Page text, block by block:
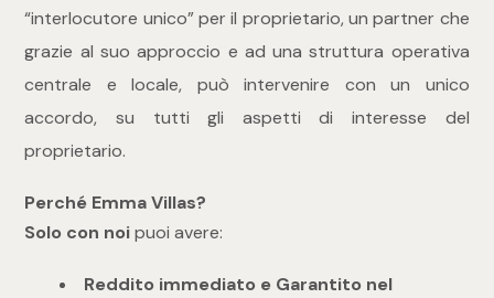
“interlocutore unico” per il proprietario, un partner che
grazie al suo approccio e ad una struttura operativa
centrale e locale, può intervenire con un unico
accordo, su tutti gli aspetti di interesse del
proprietario.
Perché Emma Villas?
Solo con noipuoi avere:
Reddito immediato e Garantito nel
Locali
Qualsiasi